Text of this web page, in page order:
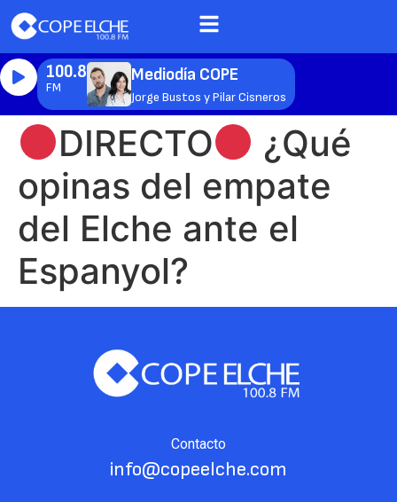
100.8
FM
Mediodía COPE
Jorge Bustos y Pilar Cisneros
DIRECTO
¿Qué
opinas del empate
del Elche ante el
Espanyol?
Contacto
info@copeelche.com